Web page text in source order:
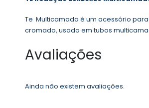
Te Multicamada é um acessório
cromado, usado em tubos
Avaliações
Ainda não existem avaliações.